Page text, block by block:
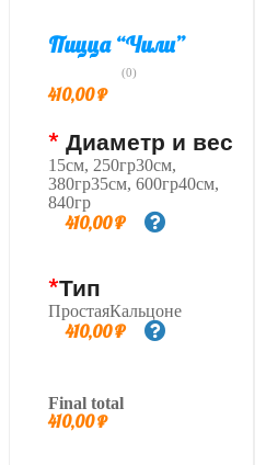
Пицца “Чили”
(0)
410,00₽
* Диаметр и вес
15см, 250гр30см,
380гр35см, 600гр40см,
840гр
410,00₽
*Тип
ПростаяКальцоне
410,00₽
Final total
410,00₽